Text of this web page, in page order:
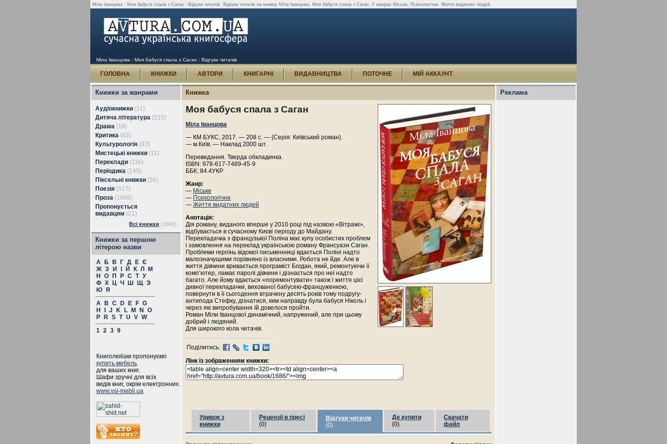
Міла Іванцова : Моя бабуся спала з Саган : Відгуки читачів. Відгуки читачів на книжку Міла Іванцова. Моя бабуся спала з Саган. У жанрах Міське, Психологічне, Життя видатних людей.
Міла Іванцова : Моя бабуся спала з Саган : Відгуки читачів
ГОЛОВНА КНИЖКИ АВТОРИ КНИГАРНІ ВИДАВНИЦТВА ПОТОЧНЕ МІЙ АККАУНТ
Книжки за жанрами
Аудіокнижки (11)
Дитяча література (215)
Драма (18)
Критика (62)
Культурологія (47)
Мистецькі книжки (11)
Переклади (116)
Періодика (149)
Піксельні книжки (56)
Поезія (517)
Проза (1098)
Пропонується
видавцям (21)
Всі книжки (1660)
Книжки за першою
літерою назви
А Б В Г Д Е Є
Ж З И Й К Л
М
Н
О П Р С Т У
Ф Х Ц Ч Ш Щ Э
Ю Я
A
B C D E F G
H
J K L M N
O
P
R S T U V W
1 2 3 9
Книголюбам пропонуємо
купить мебель
для ваших книг.
Шафи зручні для всіх
видів книг, окрім електронних.
www.vsi-mebli.ua
Книжка
Моя бабуся спала з Саган
Міла Іванцова
— КМ БУКС, 2017. — 208 с. — (Серія: Київський роман).
— м.Київ. — Наклад 2000 шт.
Перевидання. Тверда обкладинка.
ISBN: 978-617-7489-45-9
ББК: 84.4УКР
Жанр:
— Міське
— Психологічне
— Життя видатних людей
Анотація:
Дія роману, виданого вперше у 2010 році під назвою «Вітражі»,
відбувається в сучасному Києві періоду до Майдану.
Перекладачка з французької Поліна має купу особистих проблем
і замовлення на переклад українською роману Франсуази Саган.
Проблеми героїнь відомої письменниці вдається Поліні надто
малозначущими порівняно із власними. Робота не йде. Але в
життя дівчини вривається програміст Богдан, який, ремонтуючи її
комп’ютер, ламає паролі дівчини і дізнається про неї надто
багато. Але йому вдається «поремонтувати» також і життя цієї
дивної перекладачки, вихованої бабусею-француженкою,
повернути в її сьогодення втрачену десять років тому подругу-
антипода Стефку, дізнатися, ким направду була бабуся Ніколь і
через які випробування їй довелося пройти.
Роман Міли Іванцової динамічний, напружений, але при цьому
добрий і людяний.
Для широкого кола читачів.
Поділитись:
Лінк із зображенням книжки:
Уривок з
книжки
Рецензії в пресі
(0)
Відгуки читачів
(0)
Де купити
(0)
Скачати
файл
Реклама